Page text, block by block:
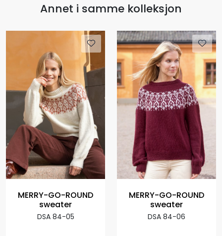
Annet i samme kolleksjon
MERRY-GO-ROUND
sweater
DSA 84-05
MERRY-GO-ROUND
sweater
DSA 84-06